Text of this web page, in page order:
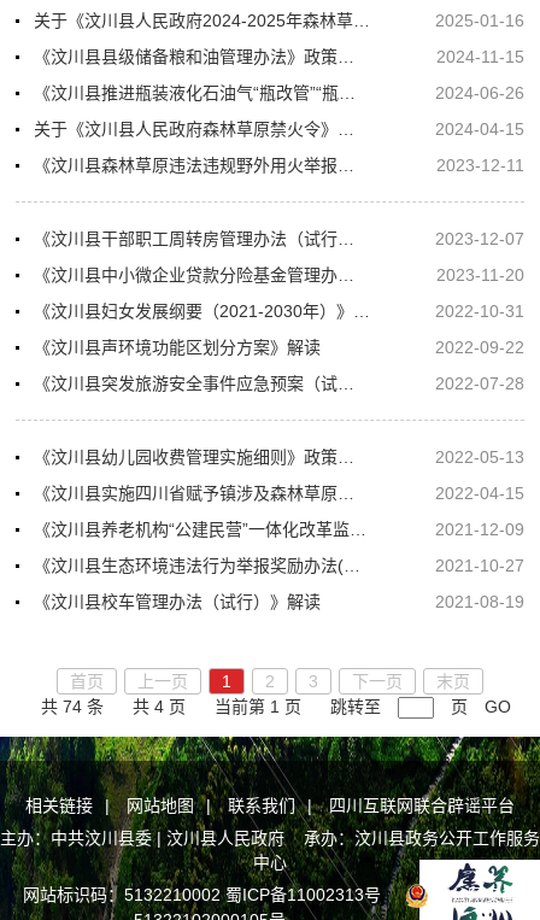
2025-01-16
2024-11-15
2024-06-26
2024-04-15
2023-12-11
2023-12-07
2023-11-20
2022-10-31
《汶川县声环境功能区划分方案》解读
2022-09-22
2022-07-28
2022-05-13
2022-04-15
2021-12-09
2021-10-27
《汶川县校车管理办法（试行）》解读
2021-08-19
首页 上一页 1 2 3 下一页
末页
共 74 条
共 4 页 当前第 1 页 跳转至 页 GO
相关链接 | 网站地图 | 联系我们 |
四川互联网联合辟谣平台
主办：中共汶川县委 | 汶川县人民政府 承办：汶川县政务公开工作服务
中心
网站标识码：5132210002蜀ICP备11002313号
川公网安备